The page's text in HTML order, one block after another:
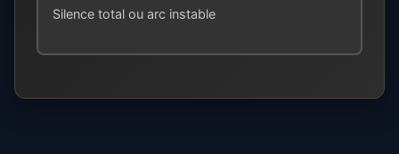
Silence total ou arc instable